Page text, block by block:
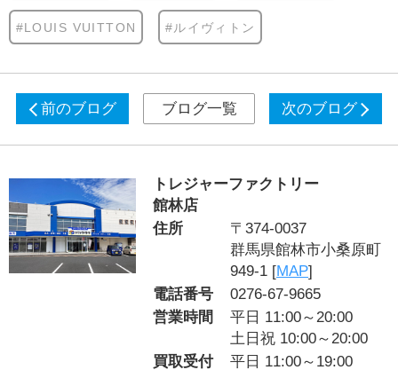
#LOUIS VUITTON #ルイヴィトン
前のブログ ブログ一覧 次のブログ
トレジャーファクトリー
館林店
住所
〒374-0037
群馬県館林市小桑原町
949-1 [MAP]
電話番号
0276-67-9665
営業時間
平日 11:00～20:00
土日祝 10:00～20:00
買取受付
平日 11:00～19:00